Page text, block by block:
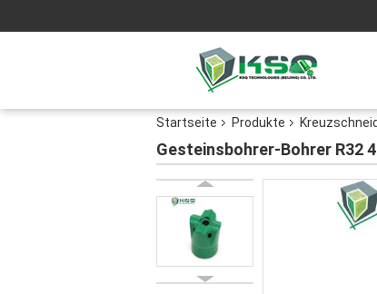
Startseite Produkte
Gesteinsbohrer-Bohrer R32